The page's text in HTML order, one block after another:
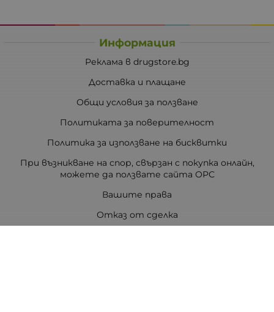
Информация
Реклама в drugstore.bg
Доставка и плащане
Общи условия за ползване
Политиката за поверителност
Политика за използване на бисквитки
При възникване на спор, свързан с покупка онлайн,
можете да ползвате сайта ОРС
Вашите права
Отказ от сделка